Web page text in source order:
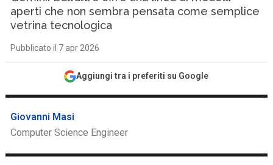
aperti che non sembra pensata come semplice
vetrina tecnologica
Pubblicato il 7 apr 2026
Aggiungi tra i preferiti su Google
Giovanni Masi
Computer Science Engineer